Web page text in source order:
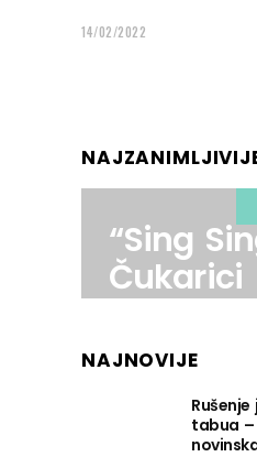
14/02/2022
“Sing
Čukarici
NAJNOVIJE
tabua